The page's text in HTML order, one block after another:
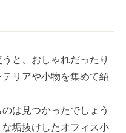
と、おしゃれだったり
リアや小物を集めて紹
は見つかったでしょう
垢抜けしたオフィス小